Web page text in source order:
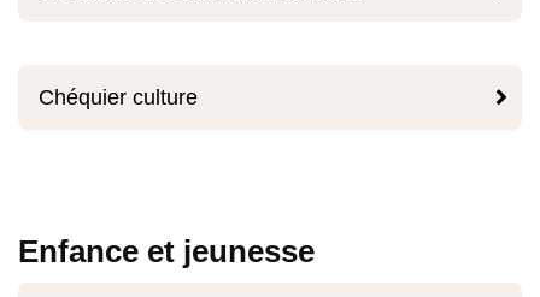

Chéquier culture
Enfance et jeunesse